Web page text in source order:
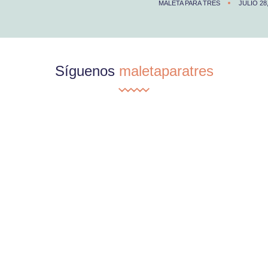
MALETA PARA TRES JULIO
Síguenos maletaparatres